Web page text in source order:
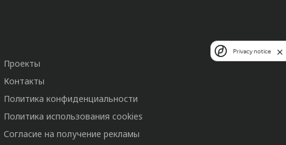
Проекты
Контакты
Политика конфиденциальности
Политика использования cookies
Согласие на получение рекламы
Privacy notice